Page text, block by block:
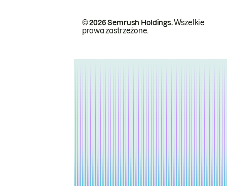
© 2026 Semrush Holdings.Wszelkie
prawa zastrzeżone.